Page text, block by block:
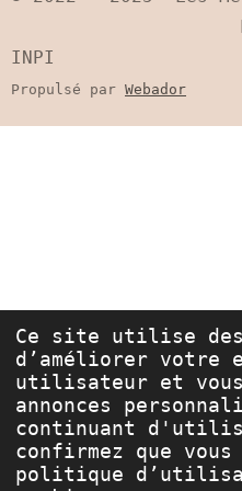
Ce site utilise
d’améliorer votre
utilisateur et vous
annonces
continuant
confirmez que
politique
Marque
INPI
Propulsé par Webador